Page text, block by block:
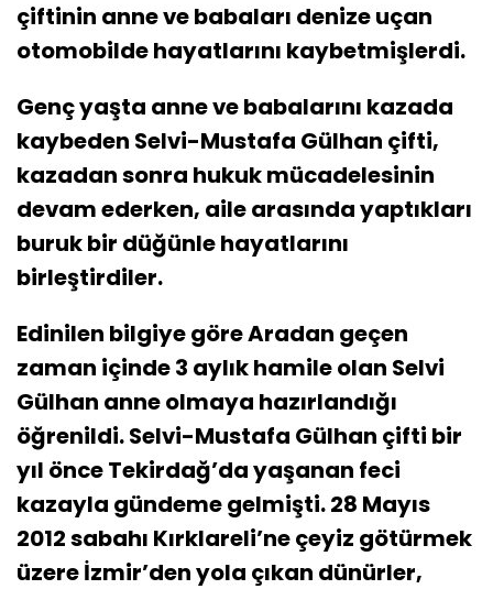
çiftinin anne ve babaları denize uçan
otomobilde hayatlarını kaybetmişlerdi.
Genç yaşta anne ve babalarını kazada
kaybeden Selvi-Mustafa Gülhan çifti,
kazadan sonra hukuk mücadelesinin
devam ederken, aile arasında yaptıkları
buruk bir düğünle hayatlarını
birleştirdiler.
Edinilen bilgiye göre Aradan geçen
zaman içinde 3 aylık hamile olan Selvi
Gülhan anne olmaya hazırlandığı
öğrenildi. Selvi-Mustafa Gülhan çifti bir
yıl önce Tekirdağ’da yaşanan feci
kazayla gündeme gelmişti. 28 Mayıs
2012 sabahı Kırklareli’ne çeyiz götürmek
üzere İzmir’den yola çıkan dünürler,